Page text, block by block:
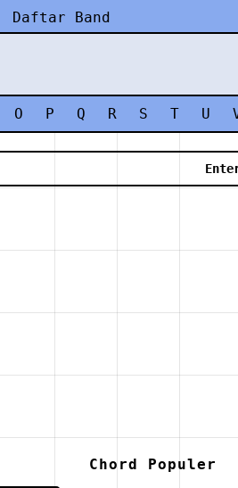
Daftar Band
O P Q R S T U
Chord Populer